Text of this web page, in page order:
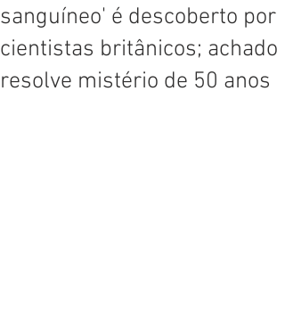
sanguíneo' é descoberto por
cientistas britânicos; achado
resolve mistério de 50 anos